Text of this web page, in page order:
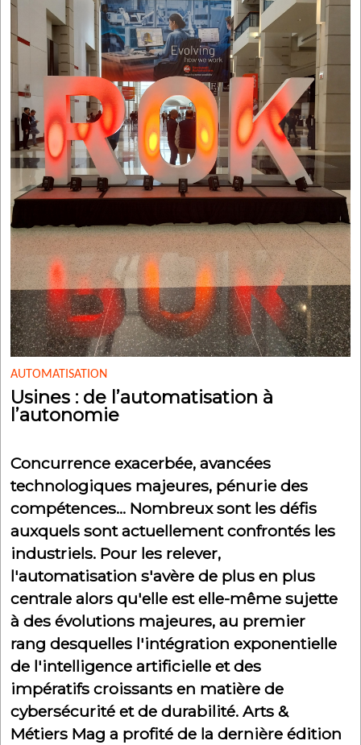
AUTOMATISATION
Usines : de l’automatisation à
l’autonomie
Concurrence exacerbée, avancées
technologiques majeures, pénurie des
compétences… Nombreux sont les défis
auxquels sont actuellement confrontés les
industriels. Pour les relever,
l'automatisation s'avère de plus en plus
centrale alors qu'elle est elle-même sujette
à des évolutions majeures, au premier
rang desquelles l'intégration exponentielle
de l'intelligence artificielle et des
impératifs croissants en matière de
cybersécurité et de durabilité. Arts &
Métiers Mag a profité de la dernière édition